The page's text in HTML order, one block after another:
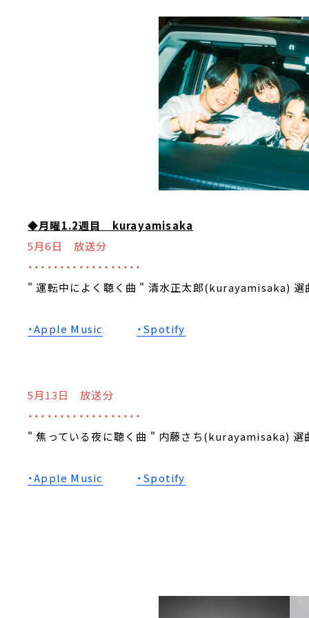
◆月曜1.2週目 kurayamisaka
5月6日 放送分
・・・・・・・・・・・・・・・・・・
" 運転中によく聴く曲 " 清水正太郎(kurayamisaka) 選
・Apple Music ・Spotify
5月13日 放送分
・・・・・・・・・・・・・・・・・・
" 焦っている夜に聴く曲 " 内藤さち(kurayamisaka) 選
・Apple Music ・Spotify